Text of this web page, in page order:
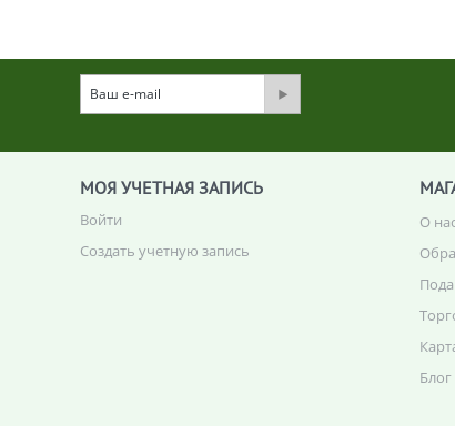
МОЯ УЧЕТНАЯ ЗАПИСЬ
Войти
Создать учетную запись
О
Блог